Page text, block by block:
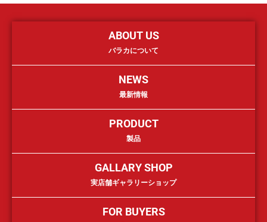
ABOUT US
バラカについて
NEWS
最新情報
PRODUCT
製品
GALLARY SHOP
実店舗ギャラリーショップ
FOR BUYERS